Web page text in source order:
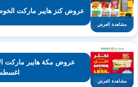
مشاهدة العرض
عروض كنز هايبر ماركت الخوض من 5
مشاهدة العرض